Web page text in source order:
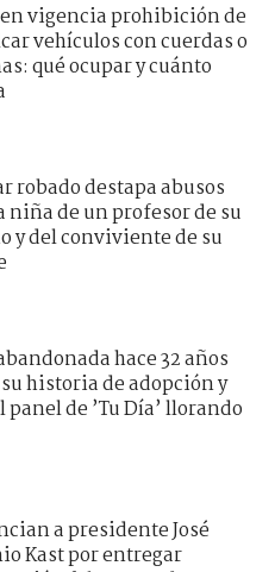
vigencia prohibición de
vehículos con cuerdas o
qué ocupar y cuánto
robado destapa abusos
niña de un profesor de su
y del conviviente de su
hace 32 años
historia de adopción y
panel de ’Tu Día’ llorando
a presidente José
Kast por entregar